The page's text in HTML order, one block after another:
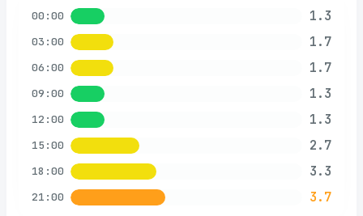
00:00 1.3
03:00 1.7
06:00 1.7
09:00 1.3
12:00 1.3
15:00 2.7
18:00 3.3
21:00 3.7